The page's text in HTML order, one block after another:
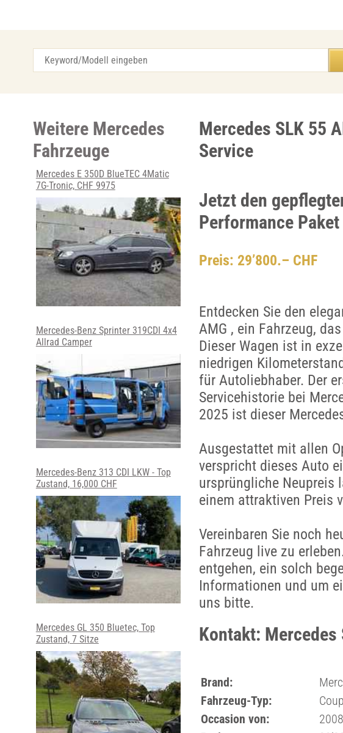
Mercedes SLK 55
Service
Jetzt den
Performance
Preis: 29’800.– CHF
Entdecken Sie den
AMG , ein Fahrzeug,
Dieser Wagen ist in
niedrigen
für Autoliebhaber. Der
Servicehistorie bei
2025 ist dieser
Ausgestattet mit allen
verspricht dieses Auto
ursprüngliche Neupreis
einem attraktiven Preis
Vereinbaren Sie noch
Fahrzeug live zu
entgehen, ein solch
Informationen und um
uns bitte.
Kontakt: Mercedes
Brand:
Fahrzeug-Typ:
Occasion von:
Weitere Mercedes
Fahrzeuge
Mercedes E 350D BlueTEC 4Matic
7G-Tronic, CHF 9975
Mercedes-Benz Sprinter 319CDI 4x4
Allrad Camper
Mercedes-Benz 313 CDI LKW - Top
Zustand, 16,000 CHF
Mercedes GL 350 Bluetec, Top
Zustand, 7 Sitze